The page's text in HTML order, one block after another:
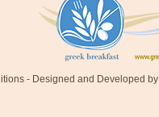
- Designed and Developed by